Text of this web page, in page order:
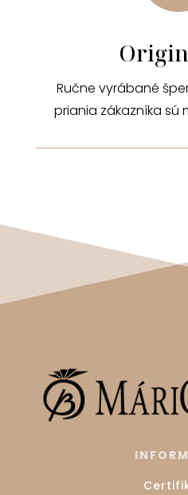
Ručne vyrábané
priania zákazníka sú